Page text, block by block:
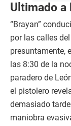
Ultimado a
“Brayan”
por las calles
presuntamente,
las 8:30 de la
paradero de
el pistolero
demasiado
maniobra